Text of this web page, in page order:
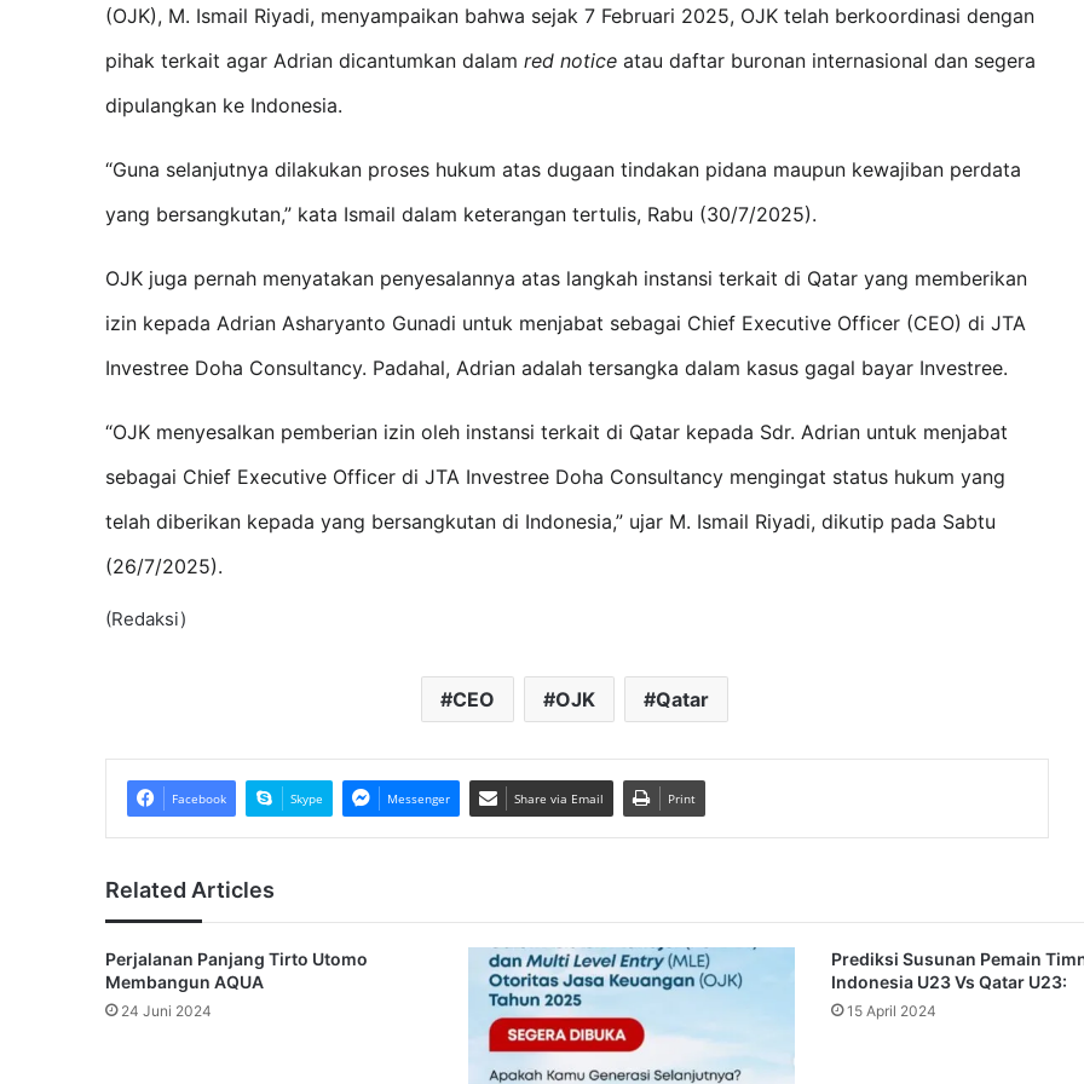
(OJK), M. Ismail Riyadi, menyampaikan bahwa sejak 7 Februari 2025, OJK telah berkoordinasi dengan
pihak terkait agar Adrian dicantumkan dalam red notice atau daftar buronan internasional dan segera
dipulangkan ke Indonesia.
“Guna selanjutnya dilakukan proses hukum atas dugaan tindakan pidana maupun kewajiban perdata
yang bersangkutan,” kata Ismail dalam keterangan tertulis, Rabu (30/7/2025).
OJK juga pernah menyatakan penyesalannya atas langkah instansi terkait di Qatar yang memberikan
izin kepada Adrian Asharyanto Gunadi untuk menjabat sebagai Chief Executive Officer (CEO) di JTA
Investree Doha Consultancy. Padahal, Adrian adalah tersangka dalam kasus gagal bayar Investree.
“OJK menyesalkan pemberian izin oleh instansi terkait di Qatar kepada Sdr. Adrian untuk menjabat
sebagai Chief Executive Officer di JTA Investree Doha Consultancy mengingat status hukum yang
telah diberikan kepada yang bersangkutan di Indonesia,” ujar M. Ismail Riyadi, dikutip pada Sabtu
(26/7/2025).
(Redaksi)
CEO OJK Qatar
Facebook Skype Messenger Share via Email Print
Related Articles
Perjalanan Panjang Tirto Utomo
Membangun AQUA
24 Juni 2024
Prediksi Susunan Pemain
Indonesia U23 Vs Qatar U23:
15 April 2024